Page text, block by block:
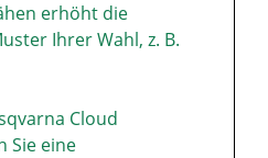
erhöht die
Ihrer Wahl, z. B.
Cloud
Sie eine